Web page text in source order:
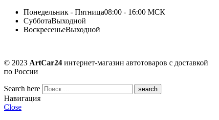
Понедельник - Пятница08:00 - 16:00 МСК
СубботаВыходной
ВоскресеньеВыходной
© 2023 ArtCar24 интернет-магазин автотоваров с доставкой
по России
Search here
Навигация
Close